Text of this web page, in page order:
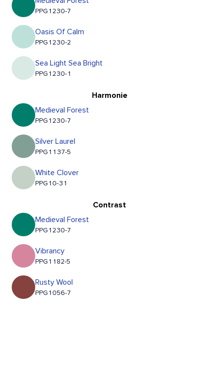
PPG1230-7
Oasis Of Calm
PPG1230-2
Sea Light Sea Bright
PPG1230-1
Harmonie
Medieval Forest
PPG1230-7
Silver Laurel
PPG1137-5
White Clover
PPG10-31
Contrast
Medieval Forest
PPG1230-7
Vibrancy
PPG1182-5
Rusty Wool
PPG1056-7